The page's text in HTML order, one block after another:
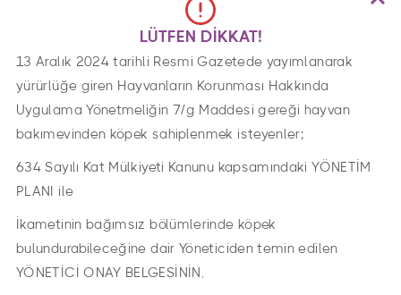
LİLA
Irkı:Melez Cinsiyeti:DİŞİ
LÜTFEN DİKKAT!
13 Aralık 2024 tarihli Resmi Gazetede yayımlanarak
yürürlüğe giren Hayvanların Korunması Hakkında
Uygulama Yönetmeliğin 7/g Maddesi gereği hayvan
bakımevinden köpek sahiplenmek isteyenler;
634 Sayılı Kat Mülkiyeti Kanunu kapsamındaki YÖNETİM
PLANI ile
İkametinin bağımsız bölümlerinde köpek
bulundurabileceğine dair Yöneticiden temin edilen
YÖNETİCİ ONAY BELGESİNİN,